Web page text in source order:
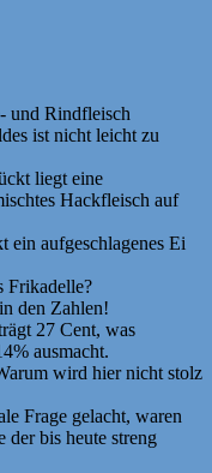
und Rindfleisch
ist nicht leicht zu
liegt eine
Hackfleisch auf
ein aufgeschlagenes Ei
Frikadelle?
den Zahlen!
27 Cent, was
ausmacht.
wird hier nicht stolz
Frage gelacht, waren
der bis heute streng